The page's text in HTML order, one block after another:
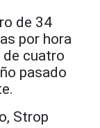
de 34
por hora
de cuatro
pasado
Strop